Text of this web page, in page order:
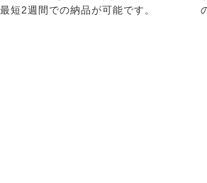
短2週間での納品が可能です。